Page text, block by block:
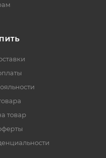
товар